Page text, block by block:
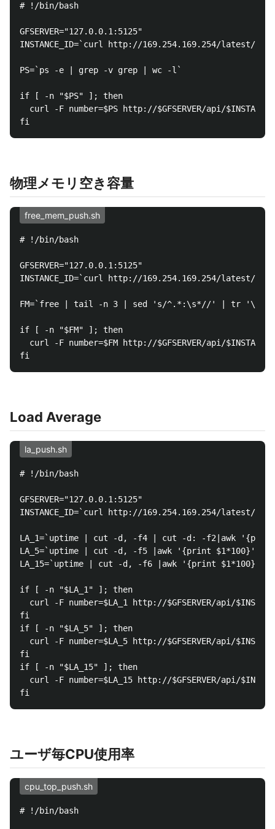
# !/bin/bash
GFSERVER="127.0.0.1:5125"
INSTANCE_ID=`curl http://169.254.169.254/latest/
PS=`ps -e | grep -v grep | wc -l`
if [ -n "$PS" ]; then
curl -F number=$PS http://$GFSERVER/api/
物理メモリ空き容量
free_mem_push.sh
# !/bin/bash
GFSERVER="127.0.0.1:5125"
INSTANCE_ID=`curl http://169.254.169.254/latest/
FM=`free | tail -n 3 | sed 's/^.*:\s*//' | tr '\n'
if [ -n "$FM" ]; then
curl -F number=$FM http://$GFSERVER/api/
Load Average
la_push.sh
# !/bin/bash
GFSERVER="127.0.0.1:5125"
INSTANCE_ID=`curl http://169.254.169.254/latest/
LA_1=`uptime | cut -d, -f4 | cut -d: -f2|awk '{print
LA_5=`uptime | cut -d, -f5 |awk '{print $1*100}'|bc`
LA_15=`uptime | cut -d, -f6 |awk '{print
if [ -n "$LA_1" ]; then
curl -F number=$LA_1 http://$GFSERVER/api/
fi
if [ -n "$LA_5" ]; then
curl -F number=$LA_5 http://$GFSERVER/api/
fi
if [ -n "$LA_15" ]; then
curl -F number=$LA_15 http://$GFSERVER/api/
ユーザ毎CPU使用率
cpu_top_push.sh
# !/bin/bash